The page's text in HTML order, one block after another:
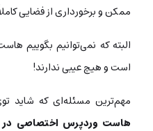
ممکن و برخورداری از فضایی کاملاً
البته که نمی‌توانیم بگوییم
است و هیچ عیبی ندارند!
مهم‌ترین مسئله‌ای که شاید
هاست وردپرس اختصاصی در